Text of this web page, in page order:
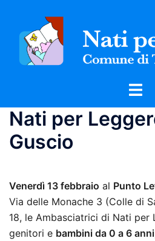
contenuto
Nati per
Guscio
Venerdì 13 febbraio al Punto
Via delle Monache 3 (Colle di
18, le Ambasciatrici di Nati per
genitori e bambini da 0 a 6 anni